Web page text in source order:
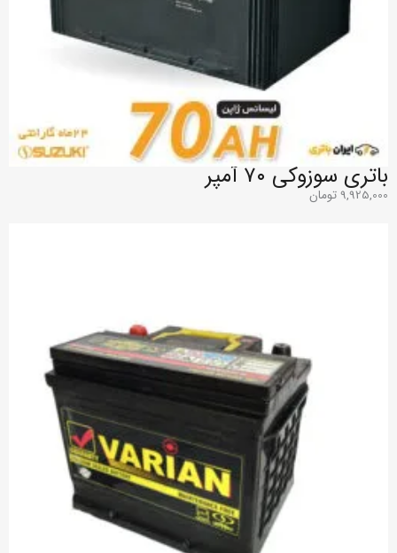
باتری سوزوکی ۷۰ آمپر
9,925,000تومان